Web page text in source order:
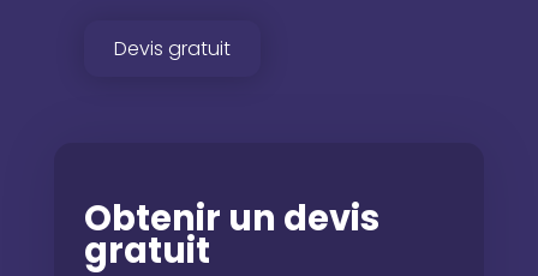
Devis gratuit
Obtenir un devis
gratuit